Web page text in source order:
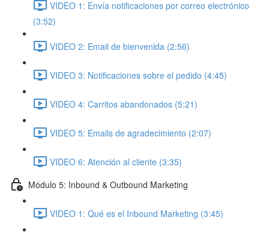
VIDEO 1: Envía notificaciones por correo electrónico
(3:52)
VIDEO 2: Email de bienvenida (2:56)
VIDEO 3: Notificaciones sobre el pedido (4:45)
VIDEO 4: Carritos abandonados (5:21)
VIDEO 5: Emails de agradecimiento (2:07)
VIDEO 6: Atención al cliente (3:35)
Módulo 5: Inbound & Outbound Marketing
VIDEO 1: Qué es el Inbound Marketing (3:45)